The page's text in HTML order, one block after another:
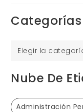
Categorías
Categorías
Nube De
Administración